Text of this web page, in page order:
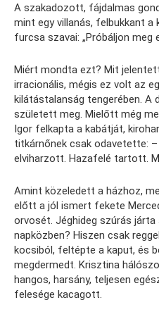
A szakadozott, fájdalmas
mint egy villanás, felbukkant a
furcsa szavai: „Próbáljon meg
Miért mondta ezt? Mit
irracionális, mégis ez volt az
kilátástalanság tengerében. A
született meg. Mielőtt még
Igor felkapta a kabátját,
titkárnőnek csak odavetette:
elviharzott. Hazafelé tartott.
Amint közeledett a házhoz,
előtt a jól ismert fekete
orvosét. Jéghideg szúrás
napközben? Hiszen csak
kocsiból, feltépte a kaput, és
megdermedt. Krisztina
hangos, harsány, teljesen
felesége kacagott.